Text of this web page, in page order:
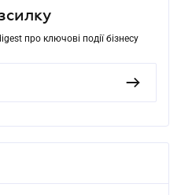
про ключові події бізнесу